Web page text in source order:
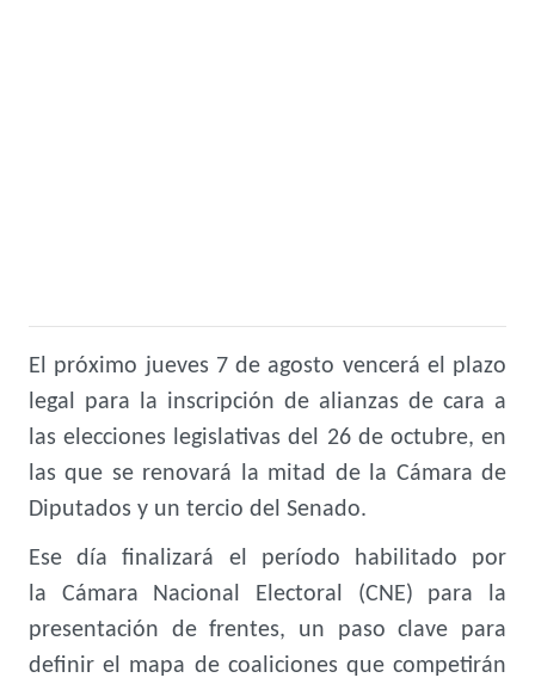
El próximo jueves 7 de agosto vencerá el plazo
legal para la inscripción de alianzas de cara a
las elecciones legislativas del 26 de octubre, en
las que se renovará la mitad de la Cámara de
Diputados y un tercio del Senado.
Ese día finalizará el período habilitado por
la Cámara Nacional Electoral (CNE) para la
presentación de frentes, un paso clave para
definir el mapa de coaliciones que competirán